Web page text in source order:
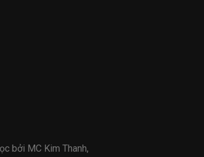
bởi MC Kim Thanh,